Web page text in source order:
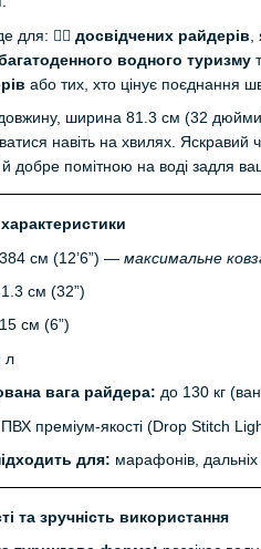
для: 🏄‍♂️ досвідчених райдерів
водного туризму
або тих, хто цінує поєднання
ширина 81.3 см (32 дюйми)
навіть на хвилях.
добре помітною на воді задля
384 см (12’6”) — максимальне
см (32”)
15 см (6”)
л
вага райдера: до 130 кг
ПВХ преміум-якості (Drop Stitch
для: марафонів,
та зручність використання